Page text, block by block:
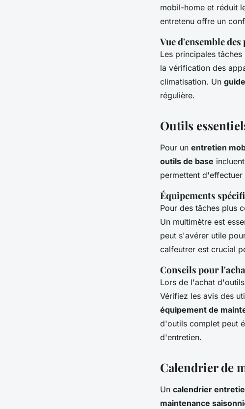
mobil-home et réduit
entretenu offre un
Vue d'ensemble
Les principales tâches
la vérification des
climatisation. Un
régulière.
Outils
Pour un entretien
outils de base
permettent
Équipements
Pour des tâches plus
Un multimètre est
peut s'avérer utile
calfeutrer est crucial
Conseils pour
Lors de l'achat
Vérifiez les avis des
équipement de
d'outils complet peut
d'entretien.
Calendrier de
Un calendrier
maintenance